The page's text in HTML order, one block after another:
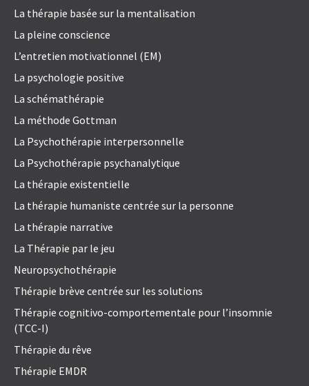
La thérapie basée sur la mentalisation
La pleine conscience
L’entretien motivationnel (EM)
La psychologie positive
La schémathérapie
La méthode Gottman
La Psychothérapie interpersonnelle
La Psychothérapie psychanalytique
La thérapie existentielle
La thérapie humaniste centrée sur la personne
La thérapie narrative
La Thérapie par le jeu
Neuropsychothérapie
Thérapie brève centrée sur les solutions
Thérapie cognitivo-comportementale pour l’insomnie
(TCC-I)
Thérapie du rêve
Thérapie EMDR